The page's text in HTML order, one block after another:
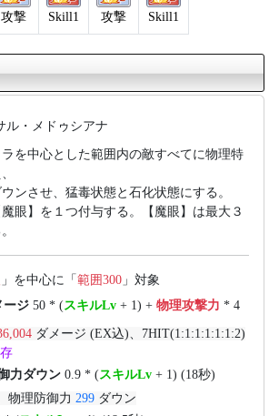
攻撃 Skill1 攻撃 Skill1
ル・メドゥシアナ
を中心とした範囲内の敵すべてに物理特
ンさせ、猛毒状態と石化状態にする。
眼】を１つ付与する。【魔眼】は最大３
」を中心に「範囲300 」対象
ージ 50 * (スキルLv + 1) + 物理攻撃力 * 4
ダメージ (EX込)、7HIT(1:1:1:1:1:1:2)
力ダウン 0.9 * (スキルLv + 1) (18秒)
物理防御力 299 ダウン